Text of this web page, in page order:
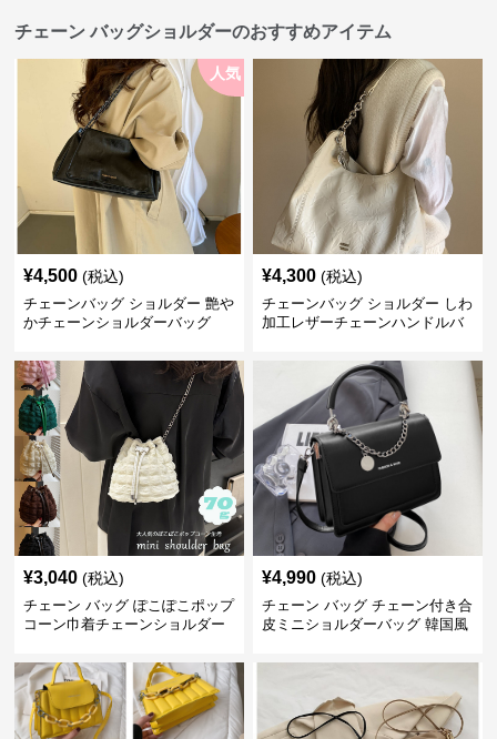
チェーン バッグショルダーのおすすめアイテム
人気
¥4,500 (税込)
チェーンバッグ ショルダー 艶や
かチェーンショルダーバッグ
¥4,300 (税込)
チェーンバッグ ショルダー しわ
加工レザーチェーンハンドルバ
¥3,040 (税込)
チェーン バッグ ぽこぽこポップ
コーン巾着チェーンショルダー
¥4,990 (税込)
チェーン バッグ チェーン付き合
皮ミニショルダーバッグ 韓国風